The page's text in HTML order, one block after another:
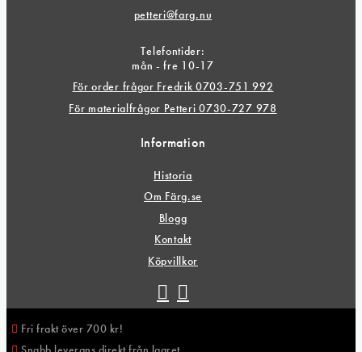
petteri@farg.nu
Telefontider:
mån - fre 10-17
För order frågor Fredrik 0703-751 992
För materialfrågor Petteri 0730-727 978
Information
Historia
Om Färg.se
Blogg
Kontakt
Köpvillkor
Fri frakt över 700 kr!